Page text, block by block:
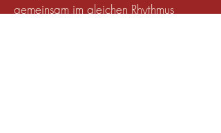
gemeinsam im gleichen Rhythmus